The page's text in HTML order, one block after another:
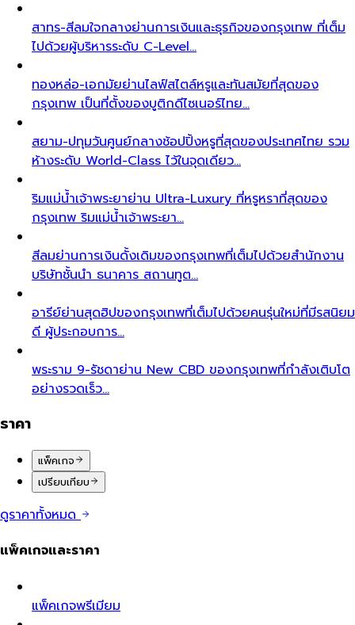
สาทร-สีลมใจกลางย่านการเงินและธุรกิจของกรุงเทพ ที่เต็ม
ไปด้วยผู้บริหารระดับ C-Level…
ทองหล่อ-เอกมัยย่านไลฟ์สไตล์หรูและทันสมัยที่สุดของ
กรุงเทพ เป็นที่ตั้งของบูติกดีไซเนอร์ไทย…
สยาม-ปทุมวันศูนย์กลางช้อปปิ้งหรูที่สุดของประเทศไทย รวม
ห้างระดับ World-Class ไว้ในจุดเดียว…
ริมแม่น้ำเจ้าพระยาย่าน Ultra-Luxury ที่หรูหราที่สุดของ
กรุงเทพ ริมแม่น้ำเจ้าพระยา…
สีลมย่านการเงินดั้งเดิมของกรุงเทพที่เต็มไปด้วยสำนักงาน
บริษัทชั้นนำ ธนาคาร สถานทูต…
อารีย์ย่านสุดฮิปของกรุงเทพที่เต็มไปด้วยคนรุ่นใหม่ที่มีรสนิยม
ดี ผู้ประกอบการ…
พระราม 9-รัชดาย่าน New CBD ของกรุงเทพที่กำลังเติบโต
อย่างรวดเร็ว…
ราคา
แพ็คเกจ
เปรียบเทียบ
ดูราคาทั้งหมด
แพ็คเกจและราคา
แพ็คเกจพรีเมียม